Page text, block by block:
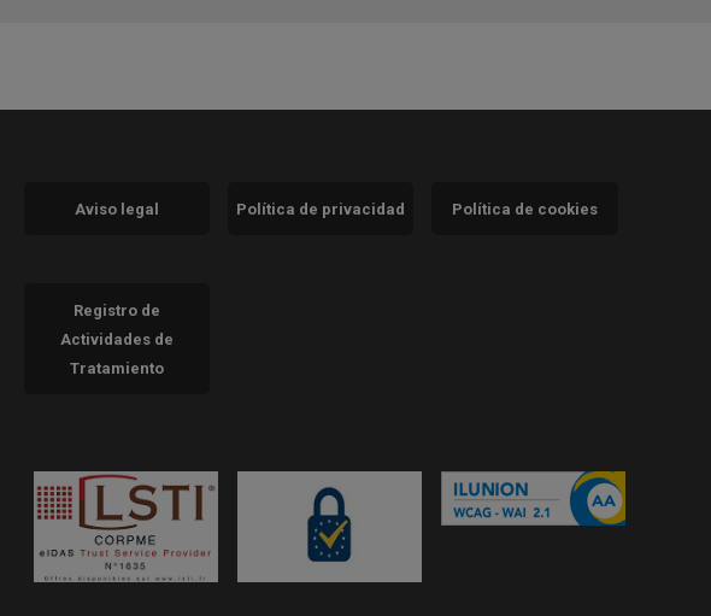
nueva)
en ventana nueva)
nueva)
ventana nueva)
Aviso legal Política de privacidad Política de cookies
Registro de
Actividades de
Tratamiento